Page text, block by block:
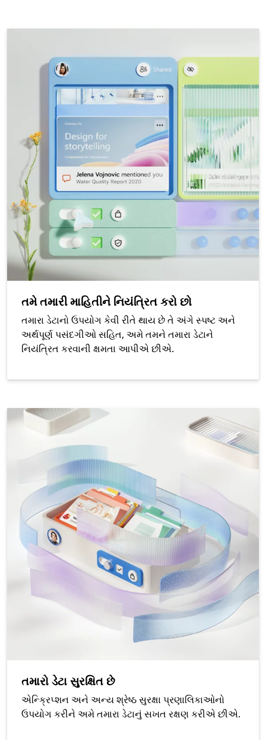
તમે તમારી માહિતીને નિયંત્રિત કરો છો
તમારા ડેટાનો ઉપયોગ કેવી રીતે થાય છે તે અંગે સ્પષ્ટ અને
અર્થપૂર્ણ પસંદગીઓ સહિત, અમે તમને તમારા ડેટાને
નિયંત્રિત કરવાની ક્ષમતા આપીએ છીએ.
તમારો ડેટા સુરક્ષિત છે
એન્ક્રિપ્શન અને અન્ય શ્રેષ્ઠ સુરક્ષા પ્રણાલિકાઓનો
ઉપયોગ કરીને અમે તમારા ડેટાનું સખત રક્ષણ કરીએ છીએ.